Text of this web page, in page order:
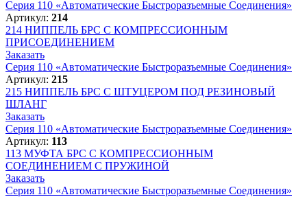
Серия 110 «Автоматические Быстроразъемные Соединения»
Артикул: 214
214 НИППЕЛЬ БРС С КОМПРЕССИОННЫМ
ПРИСОЕДИНЕНИЕМ
Заказать
Серия 110 «Автоматические Быстроразъемные Соединения»
Артикул: 215
215 НИППЕЛЬ БРС С ШТУЦЕРОМ ПОД РЕЗИНОВЫЙ
ШЛАНГ
Заказать
Серия 110 «Автоматические Быстроразъемные Соединения»
Артикул: 113
113 МУФТА БРС С КОМПРЕССИОННЫМ
СОЕДИНЕНИЕМ С ПРУЖИНОЙ
Заказать
Серия 110 «Автоматические Быстроразъемные Соединения»